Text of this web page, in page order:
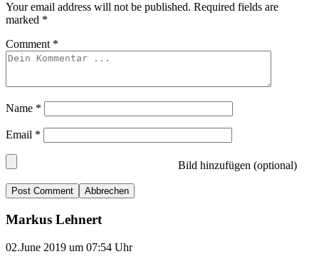
Your email address will not be published. Required fields are
marked *
Comment *
Name *
Email *
Bild hinzufügen (optional)
Abbrechen
Markus Lehnert
02.June 2019 um 07:54 Uhr